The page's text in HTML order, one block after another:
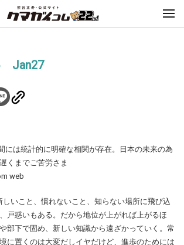
Jan27
には統計的に明確な相関が存在。日本の未来の為
くまでご苦労さま
web
しいこと、慣れないこと、知らない場所に飛び込
戸惑いもある。だから地位が上がれば上がるほ
部下で固め、新しい知識から遠ざかっていく。常
に置くのは大変だしイヤだけど、進歩のためには